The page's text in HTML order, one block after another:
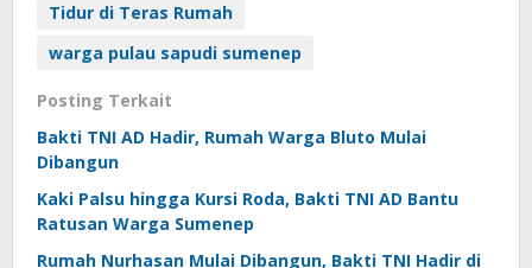
Tidur di Teras Rumah
warga pulau sapudi sumenep
Posting Terkait
Bakti TNI AD Hadir, Rumah Warga Bluto Mulai
Dibangun
Kaki Palsu hingga Kursi Roda, Bakti TNI AD Bantu
Ratusan Warga Sumenep
Rumah Nurhasan Mulai Dibangun, Bakti TNI Hadir di